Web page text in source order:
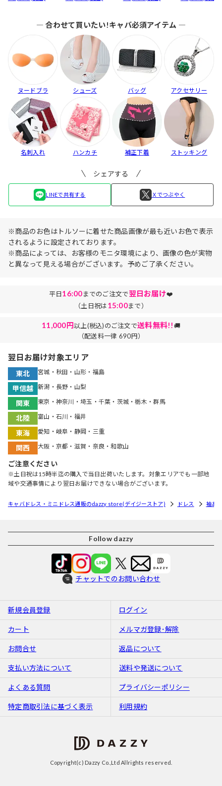
― 合わせて買いたい!キャバ必須アイテム ―
ヌードブラ シューズ バッグ アクセサリー
名刺入れ ハンカチ 補正下着 ストッキング
シェアする
LINEで共有する Ｘでつぶやく
※商品のお色はトルソーに着せた商品画像が最も近いお色で表示
されるように設定されております。
※商品によっては、お客様のモニタ環境により、画像の色が実物
と異なって見える場合がございます。予めご了承ください。
平日16:00までのご注文で翌日お届け❤️
（土日祝は15:00まで）
11,000円以上(税込)のご注文で送料無料!!🚚
（配送料一律 690円）
翌日お届け対象エリア
東北 宮城・秋田・山形・福島
甲信越 新潟・長野・山梨
関東 東京・神奈川・埼玉・千葉・茨城・栃木・群馬
北陸 富山・石川・福井
東海 愛知・岐阜・静岡・三重
関西 大阪・京都・滋賀・奈良・和歌山
ご注意ください
※土日祝は15時半迄の購入で当日出荷いたします。対象エリアでも一部地
域や交通事情により翌日お届けできない場合がございます。
キャバドレス・ミニドレス通販のdazzy store(デイジーストア) ドレス 袖あ
Follow dazzy
チャットでのお問い合わせ
新規会員登録 ログイン
カート メルマガ登録･解除
お問合せ 返品について
支払い方法について 送料や発送について
よくある質問 プライバシーポリシー
特定商取引法に基づく表示 利用規約
Copyright(c) Dazzy Co.,Ltd Allrights reserved.